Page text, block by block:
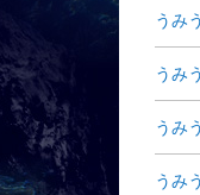
うみ
うみ
うみ
うみ